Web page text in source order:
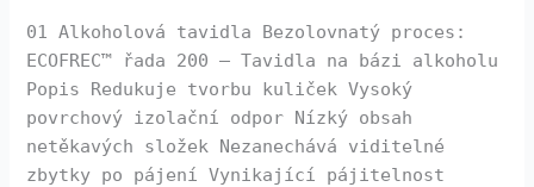
01 Alkoholová tavidla Bezolovnatý proces:
ECOFREC™ řada 200 – Tavidla na bázi alkoholu
Popis Redukuje tvorbu kuliček Vysoký
povrchový izolační odpor Nízký obsah
netěkavých složek Nezanechává viditelné
zbytky po pájení Vynikající pájitelnost